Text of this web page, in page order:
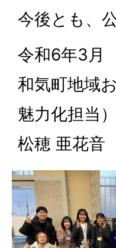
今後とも、
令和6年3月
和気町地域
魅力化担当）
松穂 亜花音